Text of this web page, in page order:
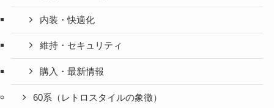
内装・快適化
維持・セキュリティ
購入・最新情報
60系（レトロスタイルの象徴）